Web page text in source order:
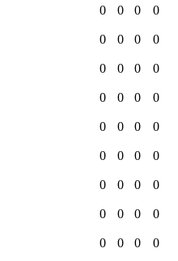
0 0 0 0
0 0 0 0
0 0 0 0
0 0 0 0
0 0 0 0
0 0 0 0
0 0 0 0
0 0 0 0
0 0 0 0